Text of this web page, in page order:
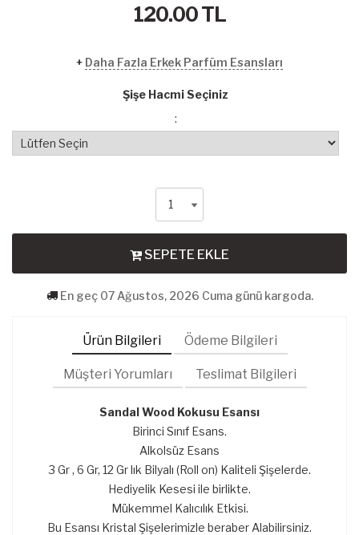
120.00TL
+ Daha Fazla Erkek Parfüm Esansları
Şişe Hacmi Seçiniz
:
SEPETE EKLE
En geç 07 Ağustos, 2026 Cuma günü kargoda.
Ürün Bilgileri Ödeme Bilgileri
Müşteri Yorumları Teslimat Bilgileri
Sandal Wood Kokusu Esansı
Birinci Sınıf Esans.
Alkolsüz Esans
3 Gr , 6 Gr, 12 Gr lık Bilyalı (Roll on) Kaliteli Şişelerde.
Hediyelik Kesesi ile birlikte.
Mükemmel Kalıcılık Etkisi.
Bu Esansı Kristal Şişelerimizle beraber Alabilirsiniz.